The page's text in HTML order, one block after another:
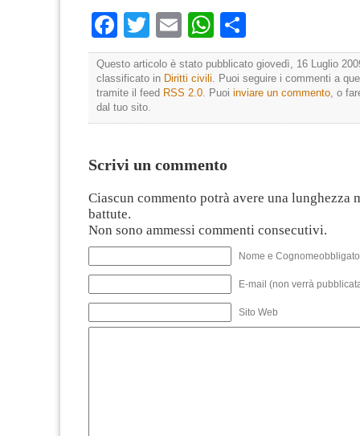
Facebook
TwitterEmailWhatsApp
Questo articolo è stato pubblicato giovedì, 16 Luglio
classificato in Diritti civili. Puoi seguire i commenti a
tramite il feed RSS 2.0. Puoi inviare un commento, o
dal tuo sito.
Scrivi un commento
Ciascun commento potrà avere una lunghezza
battute.
Non sono ammessi commenti consecutivi.
Nome e
E-mail (non verrà
Sito Web